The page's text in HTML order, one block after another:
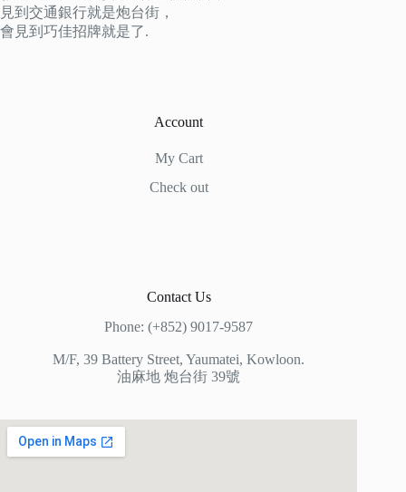
見到交通銀行就是炮台街，
會見到巧佳招牌就是了.
Account
My Cart
Check out
Contact Us
Phone: (+852) 9017-9587
M/F, 39 Battery Street, Yaumatei, Kowloon.
油麻地 炮台街 39號